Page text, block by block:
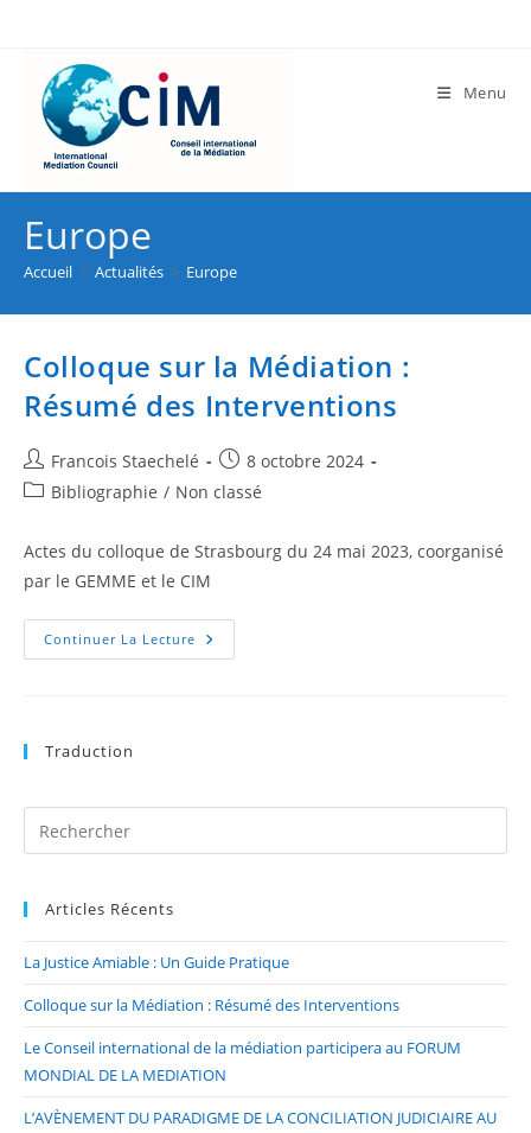
Menu
Europe
Accueil > Actualités > Europe
Colloque sur la Médiation :
Résumé des Interventions
Francois Staechelé
8 octobre 2024
Bibliographie / Non classé
Actes du colloque de Strasbourg du 24 mai 2023, coorganisé
par le GEMME et le CIM
Continuer La Lecture
Traduction
Articles Récents
La Justice Amiable : Un Guide Pratique
Colloque sur la Médiation : Résumé des Interventions
Le Conseil international de la médiation participera au FORUM
MONDIAL DE LA MEDIATION
L’AVÈNEMENT DU PARADIGME DE LA CONCILIATION JUDICIAIRE AU